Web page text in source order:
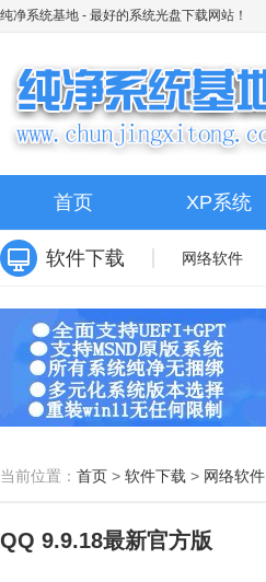
纯净系统基地 - 最好的系统光盘下载网站！
首页 XP系统
软件下载 网络软件
当前位置： 首页 > 软件下载 > 网络软件
QQ 9.9.18最新官方版